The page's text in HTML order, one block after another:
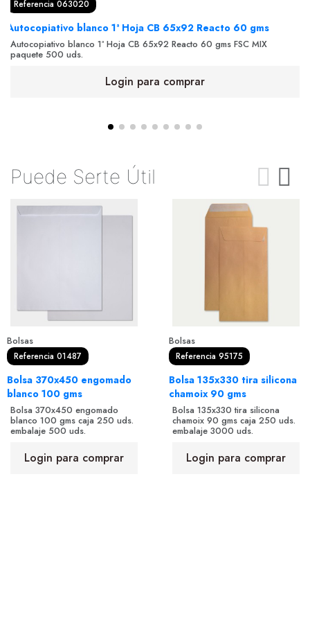
Referencia 063020
Autocopiativo blanco 1ª Hoja CB 65x92 Reacto 60 gms
Autocopiativo blanco 1ª Hoja CB 65x92 Reacto 60 gms FSC MIX
paquete 500 uds.
Login para comprar
Puede Serte Útil
Bolsas
Referencia 01487
Bolsa 370x450 engomado
blanco 100 gms
Bolsa 370x450 engomado
blanco 100 gms caja 250 uds.
embalaje 500 uds.
Login para comprar
Bolsas
Referencia 95175
Bolsa 135x330 tira silicona
chamoix 90 gms
Bolsa 135x330 tira silicona
chamoix 90 gms caja 250 uds.
embalaje 3000 uds.
Login para comprar